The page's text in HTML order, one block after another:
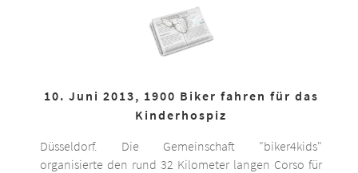
10. Juni 2013, 1900 Biker fahren für das
Kinderhospiz
Düsseldorf. Die Gemeinschaft "biker4kids"
organisierte den rund 32 Kilometer langen Corso für